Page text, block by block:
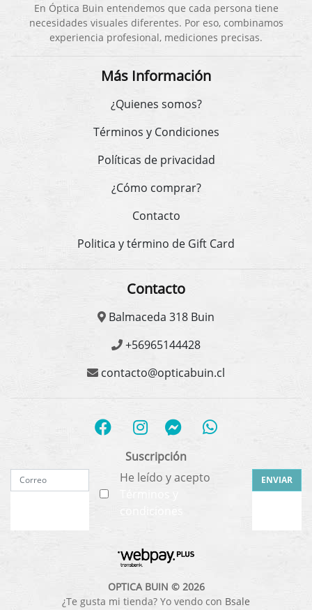
En Óptica Buin entendemos que cada persona tiene
necesidades visuales diferentes. Por eso, combinamos
experiencia profesional, mediciones precisas.
Más Información
¿Quienes somos?
Términos y Condiciones
Políticas de privacidad
¿Cómo comprar?
Contacto
Politica y término de Gift Card
Contacto
Balmaceda 318 Buin
+56965144428
contacto@opticabuin.cl
Suscripción
He leído y acepto
condiciones
ENVIAR
OPTICA BUIN © 2026
¿Te gusta mi tienda? Yo vendo con Bsale